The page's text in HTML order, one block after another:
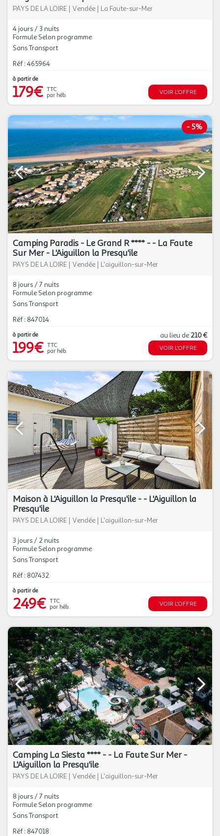
PAYS DE LA LOIRE | Vendée | La Faute-sur-Mer
4 jours / 3 nuits
Formule Selon programme
Sans Transport
Réf : 465964
à partir de
179€ TTC
par héb.
VOIR L'OFFRE
- 5%
Camping Paradis - Le Grand R **** - - La Faute
Sur Mer - L'Aiguillon la Presqu'ile
PAYS DE LA LOIRE | Vendée | L'aiguillon-sur-Mer
8 jours / 7 nuits
Formule Selon programme
Sans Transport
Réf : 847014
à partir de
199€ TTC
par héb.
au lieu de 210 €
VOIR L'OFFRE
Maison à L'Aiguillon la Presqu'ile - - L'Aiguillon la
Presqu'ile
PAYS DE LA LOIRE | Vendée | L'aiguillon-sur-Mer
3 jours / 2 nuits
Formule Selon programme
Sans Transport
Réf : 807432
à partir de
249€ TTC
par héb.
VOIR L'OFFRE
Camping La Siesta **** - - La Faute Sur Mer -
L'Aiguillon la Presqu'ile
PAYS DE LA LOIRE | Vendée | L'aiguillon-sur-Mer
8 jours / 7 nuits
Formule Selon programme
Sans Transport
Réf : 847018